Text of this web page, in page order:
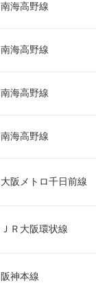
南海高野線
南海高野線
南海高野線
南海高野線
大阪メトロ千日前線
ＪＲ大阪環状線
阪神本線